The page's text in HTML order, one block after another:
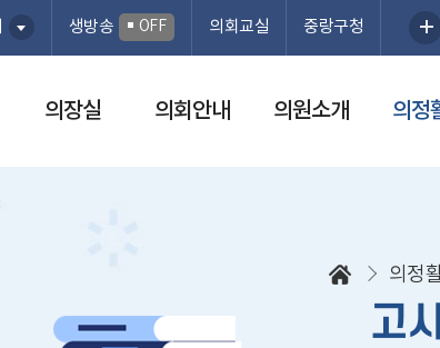
생방송 OFF 의회교실 중랑구청
의장실 의회안내 의원소개 의정
의정
고